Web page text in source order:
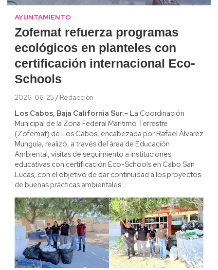
AYUNTAMIENTO
Zofemat refuerza programas
ecológicos en planteles con
certificación internacional Eco-
Schools
2026-06-25 Redacción
Los Cabos, Baja California Sur.– La Coordinación
Municipal de la Zona Federal Marítimo Terrestre
(Zofemat) de Los Cabos, encabezada por Rafael Álvarez
Munguía, realizó, a través del área de Educación
Ambiental, visitas de seguimiento a instituciones
educativas con certificación Eco-Schools en Cabo San
Lucas, con el objetivo de dar continuidad a los proyectos
de buenas prácticas ambientales.